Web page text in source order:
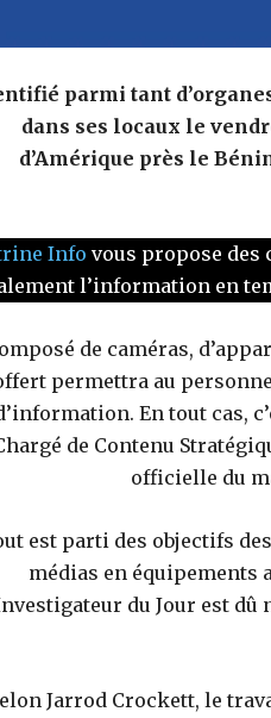
parmi tant
dans ses locaux le
d’Amérique près le
Info vous propose des
l’information en
de caméras,
permettra au
En tout cas,
de Contenu
officielle du
est parti des objectifs
médias en
du Jour est
Jarrod Crockett, le